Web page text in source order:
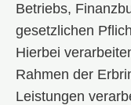
Betriebs,
gesetzlichen
Hierbei
Rahmen der
Leistungen